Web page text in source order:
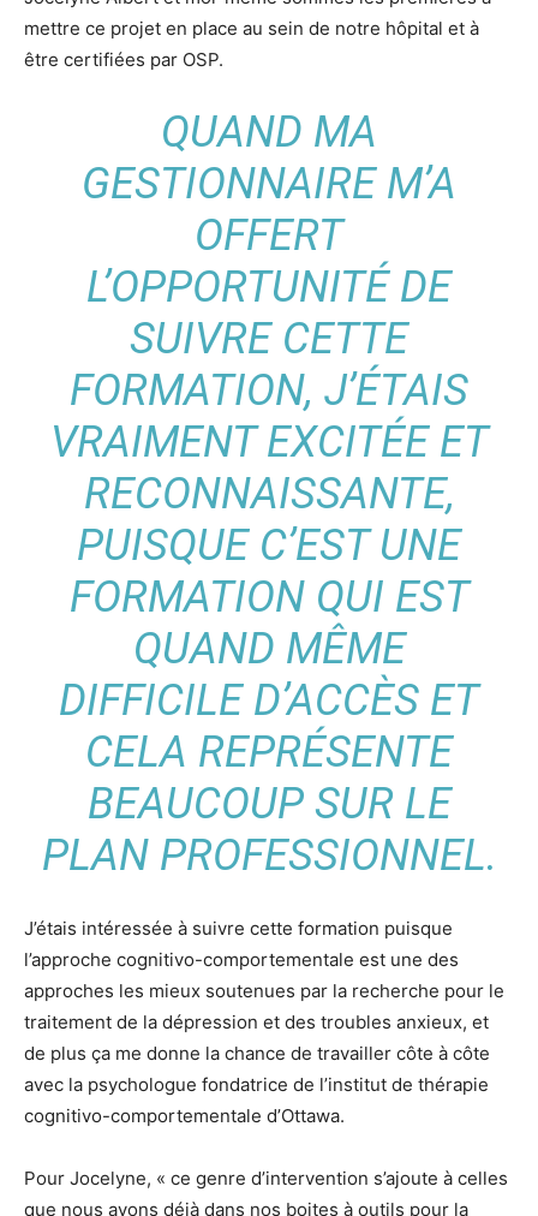
mettre ce projet en place au sein de notre hôpital et à
être certifiées par OSP.
QUAND MA
GESTIONNAIRE M’A
OFFERT
L’OPPORTUNITÉ DE
SUIVRE CETTE
FORMATION, J’ÉTAIS
VRAIMENT EXCITÉE ET
RECONNAISSANTE,
PUISQUE C’EST UNE
FORMATION QUI EST
QUAND MÊME
DIFFICILE D’ACCÈS ET
CELA REPRÉSENTE
BEAUCOUP SUR LE
PLAN PROFESSIONNEL.
J’étais intéressée à suivre cette formation puisque
l’approche cognitivo-comportementale est une des
approches les mieux soutenues par la recherche pour le
traitement de la dépression et des troubles anxieux, et
de plus ça me donne la chance de travailler côte à côte
avec la psychologue fondatrice de l’institut de thérapie
cognitivo-comportementale d’Ottawa.
Pour Jocelyne, « ce genre d’intervention s’ajoute à celles
que nous avons déjà dans nos boites à outils pour la